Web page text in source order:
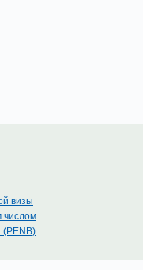
визы
числом
(PENB)